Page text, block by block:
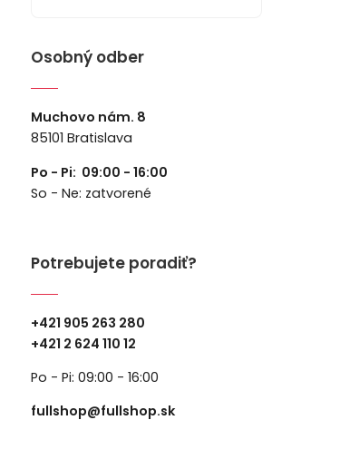
Osobný odber
Muchovo nám. 8
85101 Bratislava
Po - Pi: 09:00 - 16:00
So - Ne: zatvorené
Potrebujete poradiť?
+421 905 263 280
+421 2 624 110 12
Po - Pi: 09:00 - 16:00
fullshop@fullshop.sk